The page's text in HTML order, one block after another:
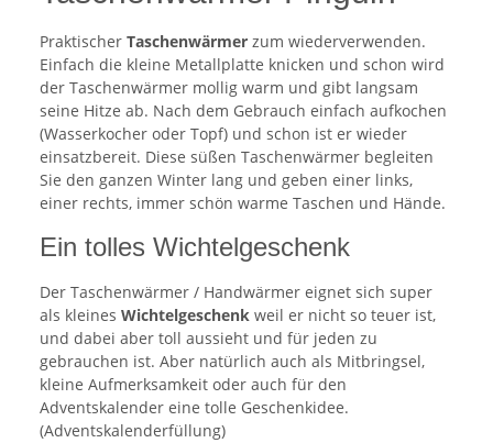
Praktischer Taschenwärmer zum wiederverwenden.
Einfach die kleine Metallplatte knicken und schon wird
der Taschenwärmer mollig warm und gibt langsam
seine Hitze ab. Nach dem Gebrauch einfach aufkochen
(Wasserkocher oder Topf) und schon ist er wieder
einsatzbereit. Diese süßen Taschenwärmer begleiten
Sie den ganzen Winter lang und geben einer links,
einer rechts, immer schön warme Taschen und Hände.
Ein tolles Wichtelgeschenk
Der Taschenwärmer / Handwärmer eignet sich super
als kleines Wichtelgeschenk weil er nicht so teuer ist,
und dabei aber toll aussieht und für jeden zu
gebrauchen ist. Aber natürlich auch als Mitbringsel,
kleine Aufmerksamkeit oder auch für den
Adventskalender eine tolle Geschenkidee.
(Adventskalenderfüllung)